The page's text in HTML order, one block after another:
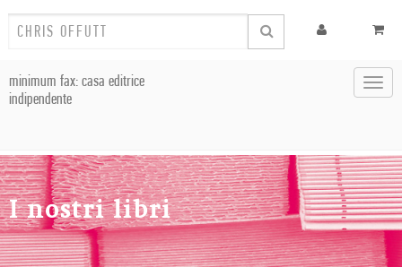
minimum fax: casa editrice
indipendente
I nostri libri